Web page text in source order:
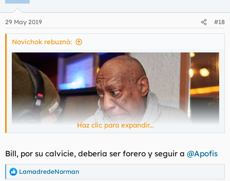
29 May 2019 #18
Novichok rebuznó:
Haz clic para expandir...
Bill, por su calvicie, debería ser forero y seguir a @Apofis
R
LamadredeNorman